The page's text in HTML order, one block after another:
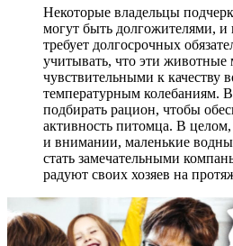
Некоторые владельцы
могут быть долгожителями, и
требует долгосрочных
учитывать, что эти животные
чувствительными к качеству
температурным колебаниям.
подбирать рацион, чтобы
активность питомца. В
и внимании, маленькие
стать замечательными
радуют своих хозяев на